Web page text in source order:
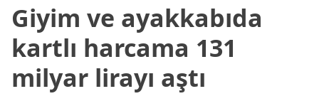
Giyim ve ayakkabıda
kartlı harcama 131
milyar lirayı aştı